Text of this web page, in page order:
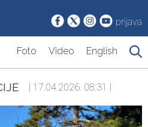
prijava
Foto Video English
| 17.04.2026. 08:31 |